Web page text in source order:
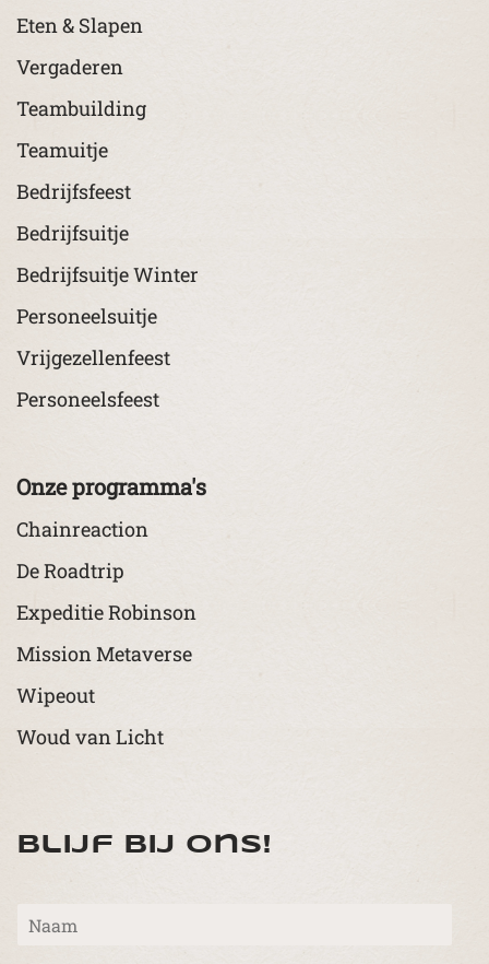
Eten & Slapen
Vergaderen
Teambuilding
Teamuitje
Bedrijfsfeest
Bedrijfsuitje
Bedrijfsuitje Winter
Personeelsuitje
Vrijgezellenfeest
Personeelsfeest
Onze programma's
Chainreaction
De Roadtrip
Expeditie Robinson
Mission Metaverse
Wipeout
Woud van Licht
Blijf bij ons!